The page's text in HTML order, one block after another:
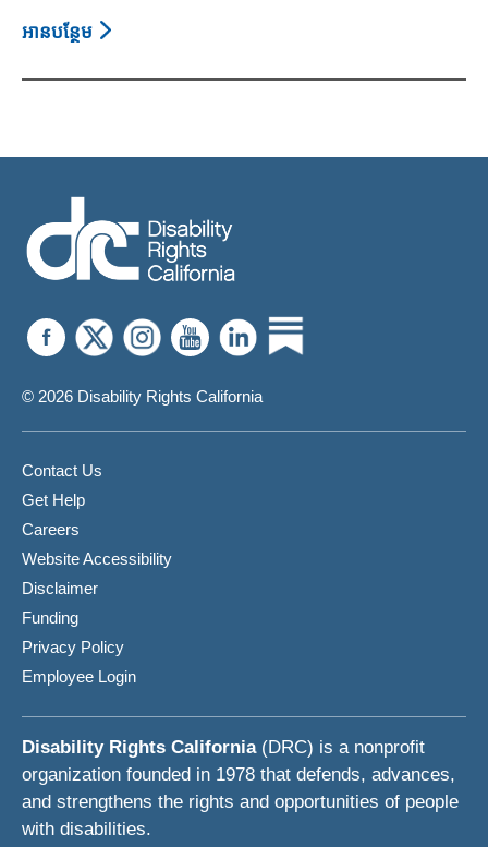
អាន​បន្ថែម About
Coronavirus
នៅ
ក្នុង​
លំនៅ
© 2026 Disability Rights California
Contact Us
Get Help
Careers
Website Accessibility
Disclaimer
Funding
Privacy Policy
Employee Login
Disability Rights California(DRC) is a nonprofit
organization founded in 1978 that defends, advances,
and strengthens the rights and opportunities of people
with disabilities.